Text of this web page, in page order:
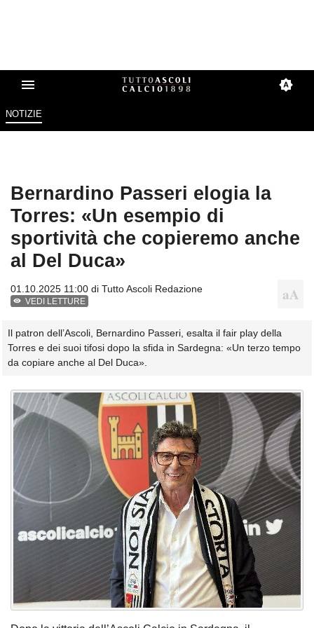
NOTIZIE
Bernardino Passeri elogia la
Torres: «Un esempio di
sportività che copieremo anche
al Del Duca»
01.10.2025 11:00 di Tutto Ascoli Redazione
VEDI LETTURE
Il patron dell’Ascoli, Bernardino Passeri, esalta il fair play della
Torres e dei suoi tifosi dopo la sfida in Sardegna: «Un terzo tempo
da copiare anche al Del Duca».